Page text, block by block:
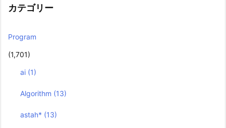
カテゴリー
Program
(1,701)
ai (1)
Algorithm (13)
astah* (13)